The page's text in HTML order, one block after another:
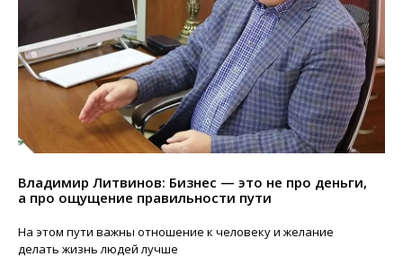
Владимир Литвинов: Бизнес — это не про деньги,
а про ощущение правильности пути
На этом пути важны отношение к человеку и желание
делать жизнь людей лучше